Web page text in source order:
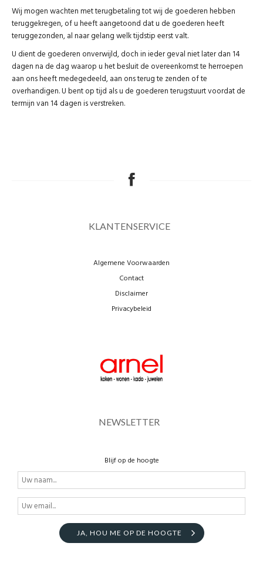
Wij mogen wachten met terugbetaling tot wij de goederen hebben
teruggekregen, of u heeft aangetoond dat u de goederen heeft
teruggezonden, al naar gelang welk tijdstip eerst valt.
U dient de goederen onverwijld, doch in ieder geval niet later dan 14
dagen na de dag waarop u het besluit de overeenkomst te herroepen
aan ons heeft medegedeeld, aan ons terug te zenden of te
overhandigen. U bent op tijd als u de goederen terugstuurt voordat de
termijn van 14 dagen is verstreken.
KLANTENSERVICE
Algemene Voorwaarden
Contact
Disclaimer
Privacybeleid
NEWSLETTER
Blijf op de hoogte
JA, HOU ME OP DE HOOGTE